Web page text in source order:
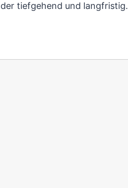
tiefgehend und langfristig.